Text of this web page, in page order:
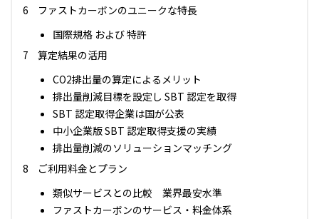
ファストカーボンのユニークな特長
国際規格 および 特許
算定結果の活用
CO2排出量の算定によるメリット
排出量削減目標を設定し SBT 認定を取得
SBT 認定取得企業は国が公表
中小企業版 SBT 認定取得支援の実績
排出量削減のソリューションマッチング
ご利用料金とプラン
類似サービスとの比較 業界最安水準
ファストカーボンのサービス・料金体系